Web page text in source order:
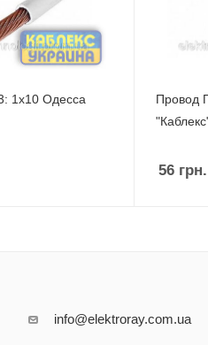
1х10 Одесса
Провод
56грн.
info@elektroray.com.ua